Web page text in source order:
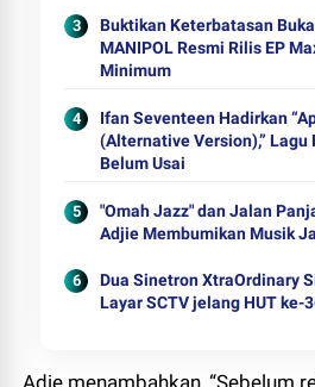
Buktikan Keterbatasan
MANIPOL Resmi Rilis EP
Minimum
Ifan Seventeen Hadirkan
(Alternative Version),” Lagu
Belum Usai
"Omah Jazz" dan Jalan
Adjie Membumikan Musik
Dua Sinetron XtraOrdinary
Layar SCTV jelang HUT ke-
Adie menambahkan, “Sebelum